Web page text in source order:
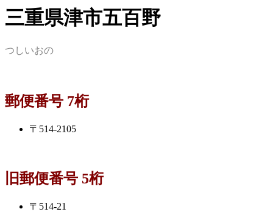
三重県津市五百野
つしいおの
郵便番号 7桁
〒514-2105
旧郵便番号 5桁
〒514-21